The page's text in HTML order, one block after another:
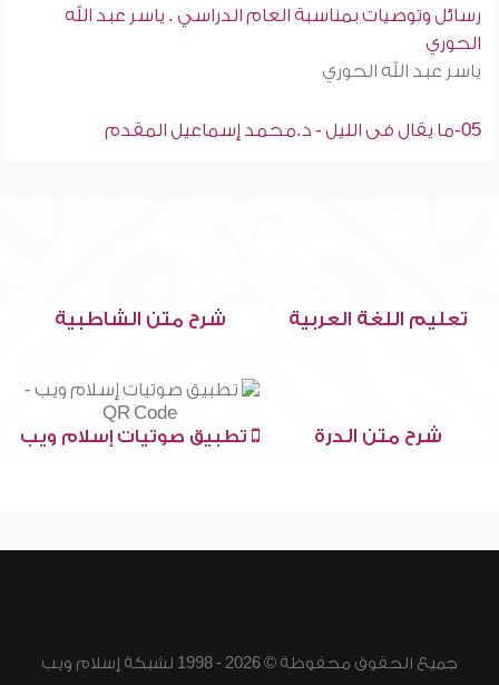
رسائل وتوصيات بمناسبة العام الدراسي . ياسر عبد الله
الحوري
ياسر عبد الله الحوري
05-ما يقال فى الليل - د.محمد إسماعيل المقدم
تعليم اللغة العربية شرح متن الشاطبية
شرح متن الدرة تطبيق صوتيات إسلام ويب
جميع الحقوق محفوظة © 2026 - 1998 لشبكة إسلام ويب